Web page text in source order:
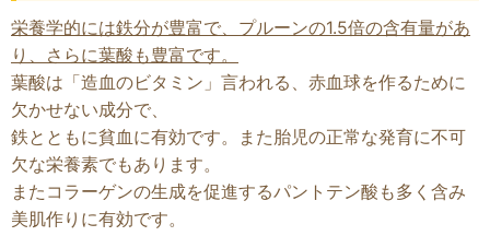
栄養学的には鉄分が豊富で、プルーンの1.5倍の含有量があ
り、さらに葉酸も豊富です。
葉酸は「造血のビタミン」言われる、赤血球を作るために
欠かせない成分で、
鉄とともに貧血に有効です。また胎児の正常な発育に不可
欠な栄養素でもあります。
またコラーゲンの生成を促進するパントテン酸も多く含み
美肌作りに有効です。